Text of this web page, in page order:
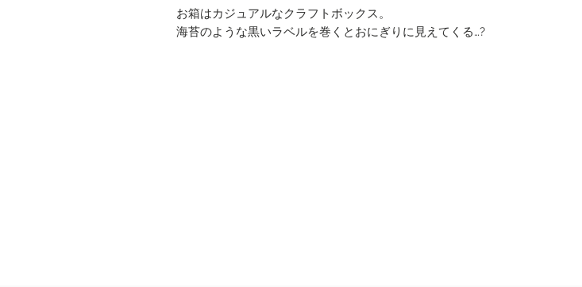
お箱はカジュアルなクラフトボックス。
海苔のような黒いラベルを巻くとおにぎりに見えてくる…?